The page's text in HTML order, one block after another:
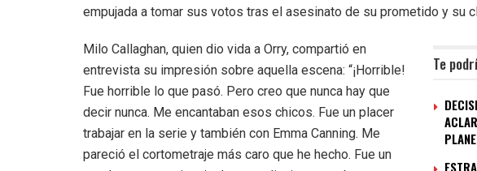
empujada a tomar sus votos tras el asesinato de su prometido y su
Te
Milo Callaghan, quien dio vida a Orry, compartió en
entrevista su impresión sobre aquella escena: “¡Horrible!
Fue horrible lo que pasó. Pero creo que nunca hay que
decir nunca. Me encantaban esos chicos. Fue un placer
trabajar en la serie y también con Emma Canning. Me
pareció el cortometraje más caro que he hecho. Fue un